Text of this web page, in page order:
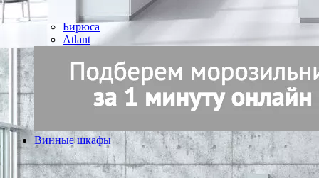
Бирюса
Atlant
Винные шкафы